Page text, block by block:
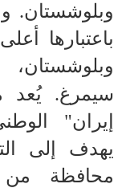
وبلوشستان.
باعتبارها
سيمرغ. يُعد
إيران"
يهدف إلى